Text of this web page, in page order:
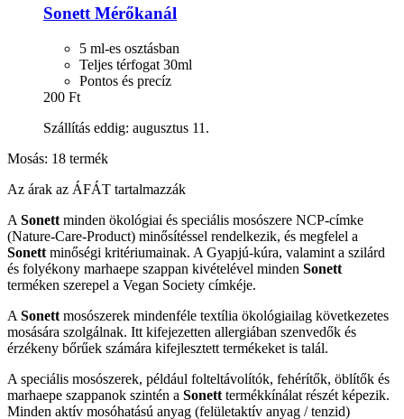
Sonett Mérőkanál
5 ml-es osztásban
Teljes térfogat 30ml
Pontos és precíz
200 Ft
Szállítás eddig: augusztus 11.
Mosás: 18 termék
Az árak az ÁFÁT tartalmazzák
A Sonett minden ökológiai és speciális mosószere NCP-címke
(Nature-Care-Product) minősítéssel rendelkezik, és megfelel a
Sonett minőségi kritériumainak. A Gyapjú-kúra, valamint a szilárd
és folyékony marhaepe szappan kivételével minden Sonett
terméken szerepel a Vegan Society címkéje.
A Sonett mosószerek mindenféle textília ökológiailag következetes
mosására szolgálnak. Itt kifejezetten allergiában szenvedők és
érzékeny bőrűek számára kifejlesztett termékeket is talál.
A speciális mosószerek, például folteltávolítók, fehérítők, öblítők és
marhaepe szappanok szintén a Sonett termékkínálat részét képezik.
Minden aktív mosóhatású anyag (felületaktív anyag / tenzid)